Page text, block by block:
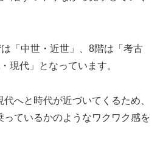
「中世・近世」、8階は「考古
現代」となっています。
へと時代が近づいてくるため、
っているかのようなワクワク感を